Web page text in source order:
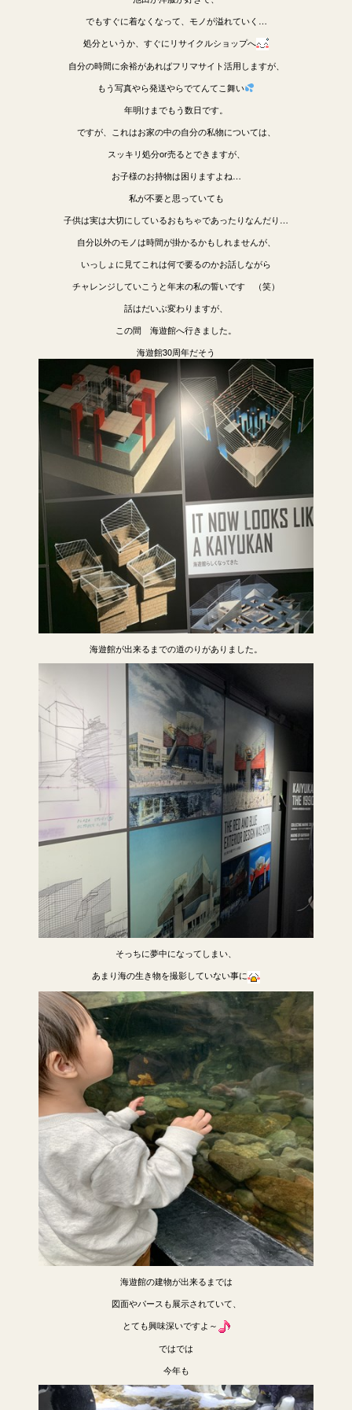
でもすぐに着なくなって、モノが溢れていく…
処分というか、すぐにリサイクルショップへ
自分の時間に余裕があればフリマサイト活用しますが、
もう写真やら発送やらでてんてこ舞い
年明けまでもう数日です。
ですが、これはお家の中の自分の私物については、
スッキリ処分or売るとできますが、
お子様のお持物は困りますよね…
私が不要と思っていても
子供は実は大切にしているおもちゃであったりなんだり…
自分以外のモノは時間が掛かるかもしれませんが、
いっしょに見てこれは何で要るのかお話しながら
チャレンジしていこうと年末の私の誓いです （笑）
話はだいぶ変わりますが、
この間 海遊館へ行きました。
海遊館30周年だそう
海遊館が出来るまでの道のりがありました。
そっちに夢中になってしまい、
あまり海の生き物を撮影していない事に
海遊館の建物が出来るまでは
図面やパースも展示されていて、
とても興味深いですよ～
ではでは
今年も